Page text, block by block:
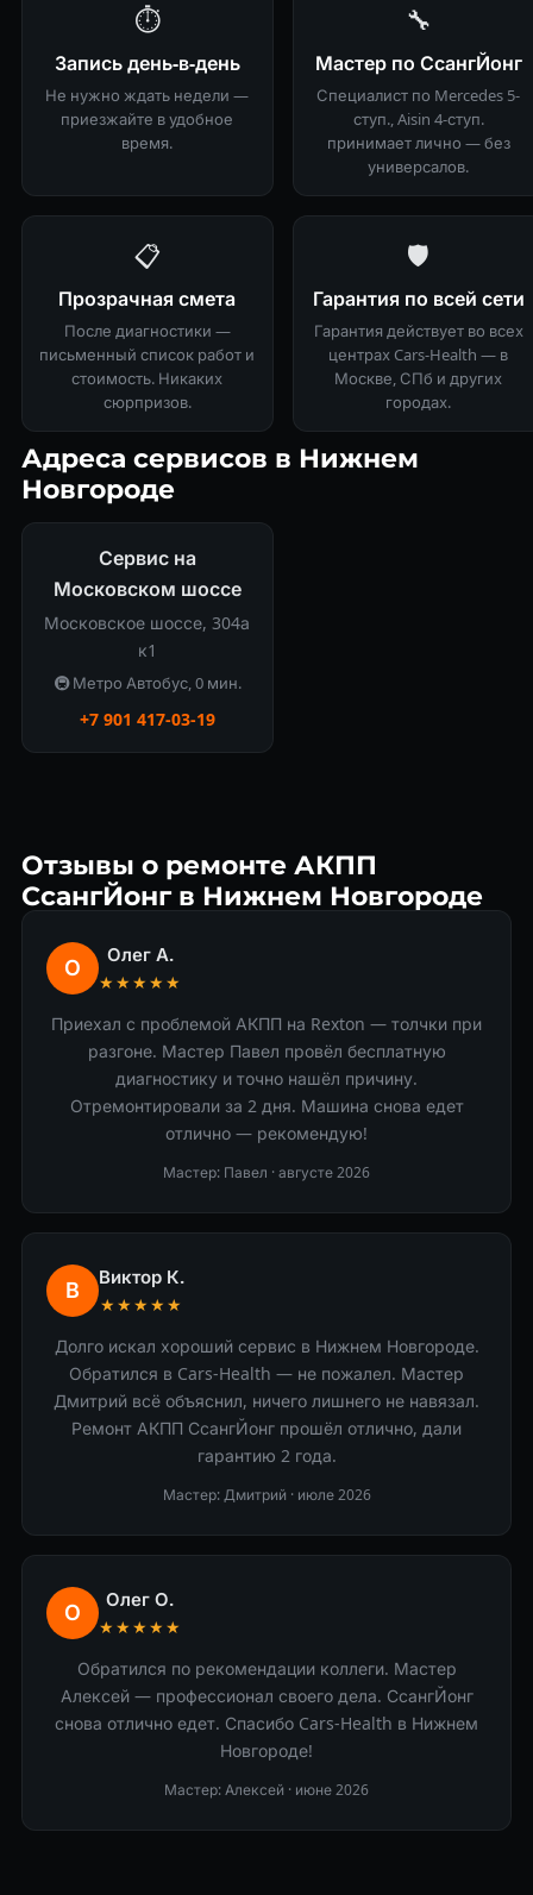
⏱
Запись день-в-день
Не нужно ждать недели —
приезжайте в удобное
время.
🔧
Мастер по СсангЙонг
Специалист по Mercedes 5-
ступ., Aisin 4-ступ.
принимает лично — без
универсалов.
📋
Прозрачная смета
После диагностики —
письменный список работ и
стоимость. Никаких
сюрпризов.
🛡
Гарантия по всей сети
Гарантия действует во всех
центрах Cars-Health — в
Москве, СПб и других
городах.
Адреса сервисов в Нижнем
Новгороде
Сервис на
Московском шоссе
Московское шоссе, 304а
к1
🚇 Метро Автобус, 0 мин.
+7 901 417-03-19
Отзывы о ремонте АКПП
СсангЙонг в Нижнем Новгороде
О Олег А.
★★★★★
Приехал с проблемой АКПП на Rexton — толчки при
разгоне. Мастер Павел провёл бесплатную
диагностику и точно нашёл причину.
Отремонтировали за 2 дня. Машина снова едет
отлично — рекомендую!
Мастер: Павел ·августе 2026
В Виктор К.
★★★★★
Долго искал хороший сервис в Нижнем Новгороде.
Обратился в Cars-Health — не пожалел. Мастер
Дмитрий всё объяснил, ничего лишнего не навязал.
Ремонт АКПП СсангЙонг прошёл отлично, дали
гарантию 2 года.
Мастер: Дмитрий · июле 2026
О Олег О.
★★★★★
Обратился по рекомендации коллеги. Мастер
Алексей — профессионал своего дела. СсангЙонг
снова отлично едет. Спасибо Cars-Health в Нижнем
Новгороде!
Мастер: Алексей · июне 2026